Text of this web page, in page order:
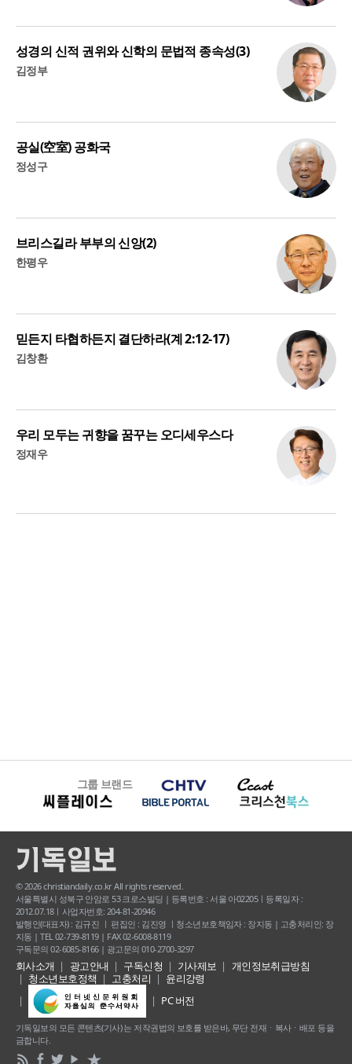
성경의 신적 권위와 신학의 문법적 종속성(3)
김정부
공실(空室) 공화국
정성구
브리스길라 부부의 신앙(2)
한평우
믿든지 타협하든지 결단하라(계 2:12-17)
김창환
우리 모두는 귀향을 꿈꾸는 오디세우스다
정재우
그룹 브랜드
© 2026 christiandaily.co.kr All rights reserved.
서울특별시 성북구 안암로 53 크로스빌딩 | 등록번호 : 서울 아02205ㅣ등록일자 :
2012.07.18ㅣ사업자번호: 204-81-20946
발행인(대표자) : 김규진 ㅣ 편집인 : 김진영 ㅣ청소년보호책임자 : 장지동 | 고충처리인: 장
지동 | TEL 02-739-8119 | FAX 02-6008-8119
구독문의 02-6085-8166 | 광고문의 010-2700-3297
회사소개 광고안내 구독신청 기사제보
개인정보취급방침
청소년보호정책
고충처리
윤리강령
PC 버전
기독일보의 모든 콘텐츠(기사) 는 저작권법의 보호를 받은바, 무단 전재ㆍ복사ㆍ배포 등을
금합니다.